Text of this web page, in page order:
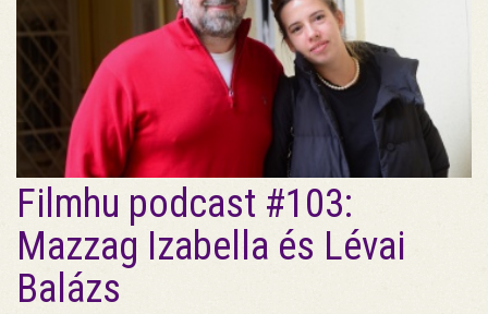
Filmhu podcast #103:
Mazzag Izabella és Lévai
Balázs